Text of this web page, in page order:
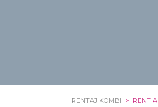
RENTAJ KOMBI > RENT